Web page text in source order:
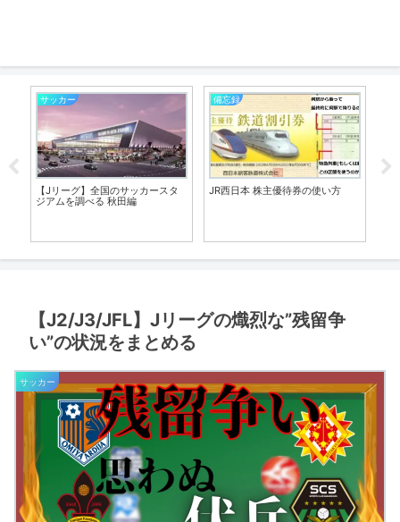
サッカー
【Jリーグ】全国のサッカースタ
ジアムを調べる 秋田編
備忘録
JR西日本 株主優待券の使い方
【J2/J3/JFL】Jリーグの熾烈な”残留争
い”の状況をまとめる
サッカー